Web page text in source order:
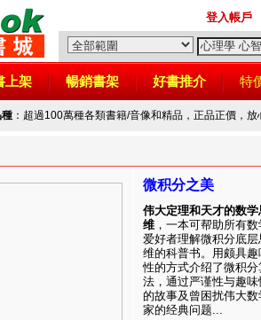
登入帳戶
上架 暢銷書架 好書推介 特
：超過100萬種各類書籍/音像和精品，正品正價，
微积分之美
伟大定理和天才的数学
维 ，一本可帮助所有数
爱好者理解微积分底层
维的科普书。用颇具趣
性的方式介绍了微积分
法，通过严谨性与趣味
的故事及曾困扰伟大数
家的经典问题...